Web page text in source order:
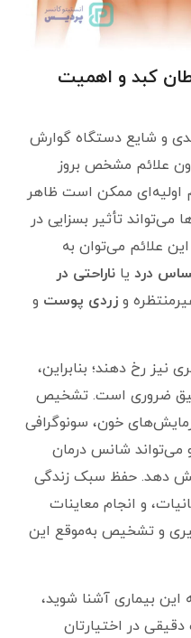
کبد و اهمیت
و شایع دستگاه گوارش
علائم مشخص بروز
اولیه‌ای ممکن است ظاهر
می‌تواند تأثیر بسزایی در
علائم می‌توان به
درد یاناراحتی در
وزردی پوست و
نیز رخ دهند؛ بنابراین،
ضروری است. تشخیص
خون، سونوگرافی
شانس درمان
دهد. حفظ سبک زندگی
و انجام معاینات
و تشخیص به‌موقع این
این بیماری آشنا شوید،
دقیقی در اختیارتان